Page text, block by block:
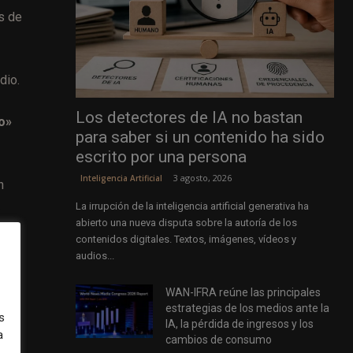
de
Los detectores de IA no bastan
para saber si un contenido ha sido
escrito por una persona
Inteligencia Artificial 3 agosto, 2026
La irrupción de la inteligencia artificial generativa ha
abierto una nueva disputa sobre la autoría de los
contenidos digitales. Textos, imágenes, vídeos y
audios...
WAN-IFRA reúne las principales
estrategias de los medios ante la
IA, la pérdida de ingresos y los
cambios de consumo